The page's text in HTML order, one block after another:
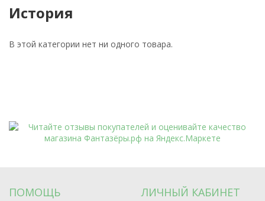
История
В этой категории нет ни одного товара.
ПОМОЩЬ ЛИЧНЫЙ КАБИНЕТ